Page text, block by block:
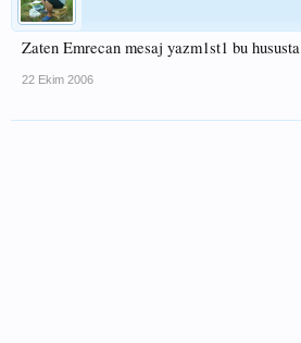
Zaten Emrecan mesaj yazm1st1 bu hususta
22 Ekim 2006